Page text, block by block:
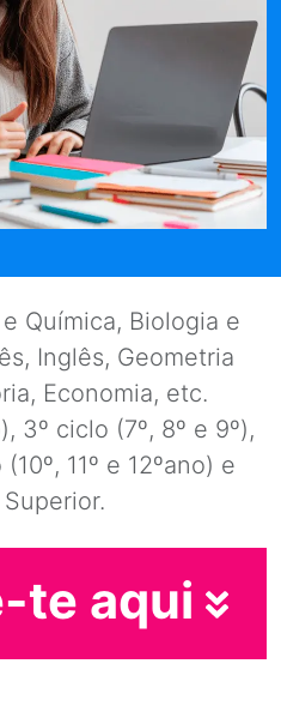
Química, Biologia e
Inglês, Geometria
Economia, etc.
3º ciclo (7º, 8º e 9º),
11º e 12ºano) e
te aqui